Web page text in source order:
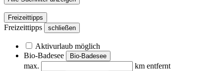
Freizeittipps
Freizeittipps schließen
Aktivurlaub möglich
Bio-Badesee
Bio-Badesee
max.
km entfernt